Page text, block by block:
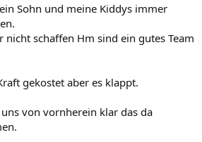
Sohn und meine Kiddys immer
nicht schaffen Hm sind ein gutes Team
gekostet aber es klappt.
von vornherein klar das da